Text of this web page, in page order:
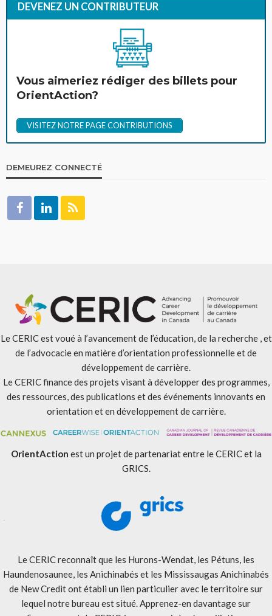
DEVENEZ UN CONTRIBUTEUR
Vous aimeriez rédiger des billets pour
OrientAction?
VISITEZ NOTRE PAGE CONTRIBUTIONS
DEMEUREZ CONNECTÉ
Le CERIC est voué à l’avancement de l’éducation, de la recherche , et
de l’advocacie en matière d’orientation professionnelle et de
développement de carrière.
Le CERIC finance des projets visant à développer des programmes,
des ressources, des publications et des événements innovants en
orientation et en développement de carrière.
OrientAction est un projet de partenariat entre le CERIC et la
GRICS.
Le CERIC reconnaît que les Hurons-Wendat, les Pétuns, les
Haundenosaunee, les Anichinabés et les Mississaugas Anichinabés
de New Credit ont établi un lien particulier avec le territoire sur
lequel notre bureau est situé. Apprenez-en davantage sur